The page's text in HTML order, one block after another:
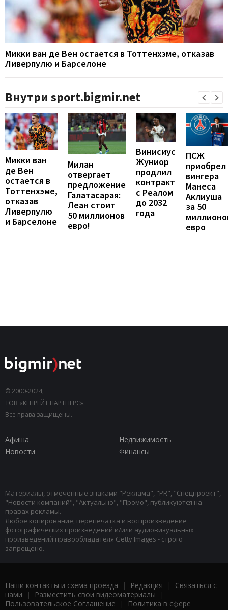
Микки ван де Вен остается в Тоттенхэме, отказав
Ливерпулю и Барселоне
Внутри sport.bigmir.net
Микки ван
де Вен
остается в
Тоттенхэме,
отказав
Ливерпулю
и Барселоне
Милан
отвергает
предложение
Галатасарая:
Леан стоит
50 миллионов
евро!
Винисиус
Жуниор
продлил
контракт
с Реалом
до 2032
года
ПСЖ
приобрел
вингера
Манеса
Аклиуша
за 50
евро
© 2000-2024,
ТОВ «КЕПРЕЙТ ПАРТНЕРС».
Все права защищены.
Афиша
Недвижимость
Новости
Финансы
Материалы, отмеченные знаками "Реклама", "PR", "Спецпроект",
"Новости компаний", "Актуально", "Промо", публикуются на
правах рекламы.
Любое копирование, перепечатка и воспроизведение
фотографических произведений и/или аудиовизуальных
произведений правообладателя Getty Images - строго
запрещено.
Наши контакты и схема проезда | Редакция | Связаться с
нами | Разместить свои видеоматериалы |
Пользовательское Соглашение |
Политика в сфере